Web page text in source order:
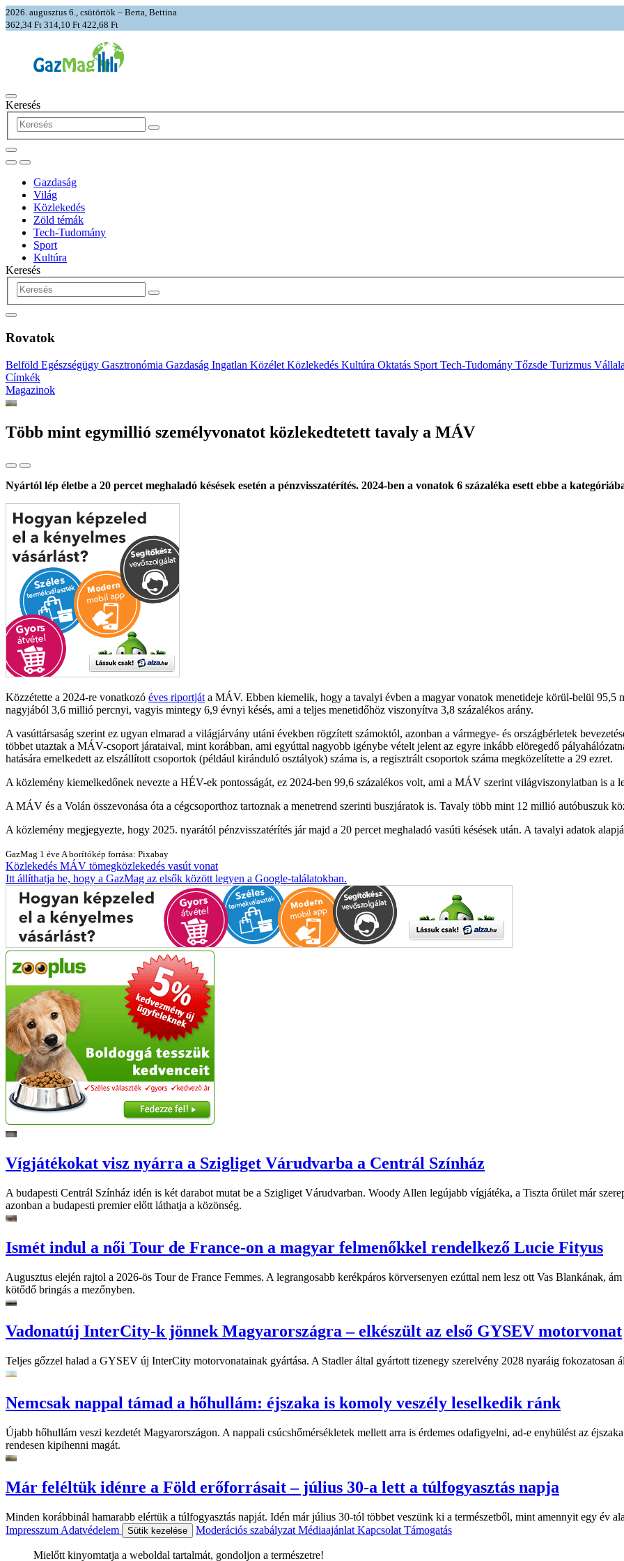
2026. augusztus 6., csütörtök – Berta, Bettina
362,34 Ft 314,10 Ft 422,68 Ft
Keresés
Gazdaság
Világ
Közlekedés
Zöld témák
Tech-Tudomány
Sport
Kultúra
Keresés
Rovatok
Belföld Egészségügy Gasztronómia Gazdaság Ingatlan Közélet Közlekedés Kultúra Oktatás Sport Tech-Tudomány Tőzsde Turizmus
Címkék
Magazinok
Több mint egymillió személyvonatot közlekedtetett tavaly a MÁV
Nyártól lép életbe a 20 percet meghaladó késések esetén a pénzvisszatérítés. 2024-ben a vonatok 6 százaléka esett ebbe a
Közzétette a 2024-re vonatkozó éves riportját a MÁV. Ebben kiemelik, hogy a tavalyi évben a magyar vonatok menetideje körül-belül
nagyjából 3,6 millió percnyi, vagyis mintegy 6,9 évnyi késés, ami a teljes menetidőhöz viszonyítva 3,8 százalékos arány.
A vasúttársaság szerint ez ugyan elmarad a világjárvány utáni években rögzített számoktól, azonban a vármegye- és országbérletek
többet utaztak a MÁV-csoport járataival, mint korábban, ami egyúttal nagyobb igénybe vételt jelent az egyre inkább elöregedő
hatására emelkedett az elszállított csoportok (például kiránduló osztályok) száma is, a regisztrált csoportok száma megközelítette a 29 ezret.
A közlemény kiemelkedőnek nevezte a HÉV-ek pontosságát, ez 2024-ben 99,6 százalékos volt, ami a MÁV szerint világviszonylatban is a
A MÁV és a Volán összevonása óta a cégcsoporthoz tartoznak a menetrend szerinti buszjáratok is. Tavaly több mint 12 millió autóbuszuk
A közlemény megjegyezte, hogy 2025. nyarától pénzvisszatérítés jár majd a 20 percet meghaladó vasúti késések után. A tavalyi adatok
GazMag 1 éve A borítókép forrása: Pixabay
Közlekedés MÁV tömegközlekedés vasút vonat
Itt állíthatja be, hogy a GazMag az elsők között legyen a Google-találatokban.
Vígjátékokat visz nyárra a Szigliget Várudvarba a Centrál Színház
A budapesti Centrál Színház idén is két darabot mutat be a Szigliget Várudvarban. Woody Allen legújabb vígjátéka, a Tiszta őrület már
azonban a budapesti premier előtt láthatja a közönség.
Ismét indul a női Tour de France-on a magyar felmenőkkel rendelkező Lucie Fityus
Augusztus elején rajtol a 2026-ös Tour de France Femmes. A legrangosabb kerékpáros körversenyen ezúttal nem lesz ott Vas Blankának,
kötődő bringás a mezőnyben.
Vadonatúj InterCity-k jönnek Magyarországra – elkészült az első GYSEV motorvonat
Teljes gőzzel halad a GYSEV új InterCity motorvonatainak gyártása. A Stadler által gyártott tizenegy szerelvény 2028 nyaráig fokozatosan
Nemcsak nappal támad a hőhullám: éjszaka is komoly veszély leselkedik ránk
Újabb hőhullám veszi kezdetét Magyarországon. A nappali csúcshőmérsékletek mellett arra is érdemes odafigyelni, ad-e enyhülést az
rendesen kipihenni magát.
Már feléltük idénre a Föld erőforrásait – július 30-a lett a túlfogyasztás napja
Minden korábbinál hamarabb elértük a túlfogyasztás napját. Idén már július 30-tól többet veszünk ki a természetből, mint amennyit egy év
Impresszum Adatvédelem Sütik kezelése Moderációs szabályzat Médiaajánlat Kapcsolat Támogatás
Mielőtt kinyomtatja a weboldal tartalmát, gondoljon a természetre!